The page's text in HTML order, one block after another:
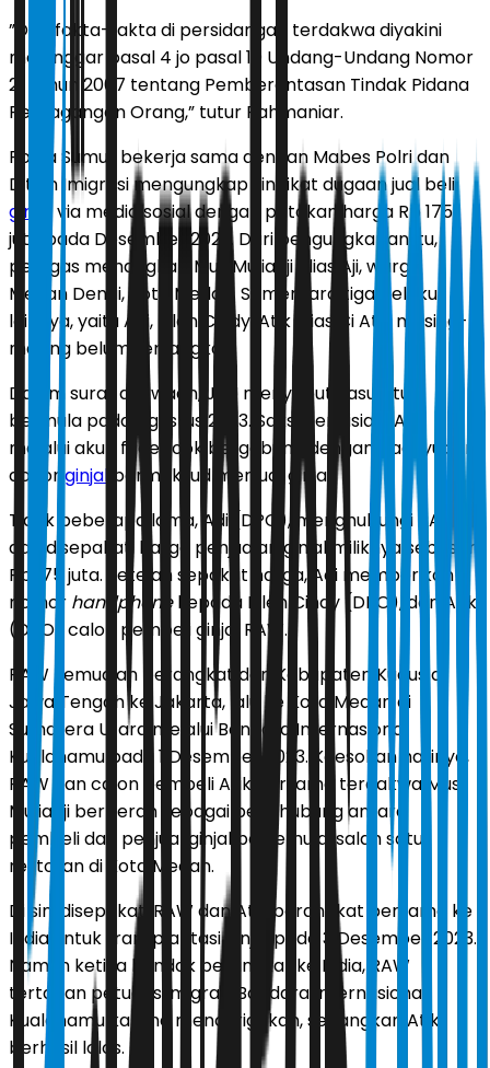
”Dari fakta-fakta di persidangan terdakwa diyakini
melanggar pasal 4 jo pasal 10 Undang-Undang Nomor
21 tahun 2007 tentang Pemberantasan Tindak Pidana
Perdagangan Orang,” tutur Rahmaniar.
Polda Sumut bekerja sama dengan Mabes Polri dan
Ditjen Imigrasi mengungkap sindikat dugaan jual beli
ginjal via media sosial dengan patokan harga Rp 175
juta pada Desember 2023. Dari pengungkapan itu,
petugas menangkap Mus Muliadji alias Aji, warga
Medan Denai, Kota Medan. Sementara tiga pelaku
lainnya, yaitu Adi, Ellen Cindy, Atik alias Ci Atik masing-
masing belum tertangkap.
Dalam surat dakwaan, JPU menyebut kasus itu
bermula pada Agustus 2023. Saksi berinisial RAW
melalui akun facebook bergabung dengan paguyuban
donor ginjal bermaksud menjual ginjal.
Tidak beberapa lama, Adi (DPO), menghubungi RAW
dan disepakati harga penjualan ginjal miliknya sebesar
Rp 175 juta. Setelah sepakat harga, Adi memberikan
nomor handphonekepada Ellen Cindy (DPO), dan Atik
(DPO) calon pembeli ginjal RAW.
RAW kemudian berangkat dari Kabupaten Kudus di
Jawa Tengah ke Jakarta, lalu ke Kota Medan di
Sumatera Utara melalui Bandara Internasional
Kualanamu pada 1 Desember 2023. Keesokan harinya,
RAW dan calon pembeli Atik bersama terdakwa Mus
Muliadji berperan sebagai penghubung antara
pembeli dan penjual ginjal bertemu di salah satu
restoran di Kota Medan.
Di sini disepakati RAW dan Atik berangkat bersama ke
India untuk transplantasi ginjal pada 3 Desember 2023.
Namun ketika hendak berangkat ke India, RAW
tertahan petugas imigrasi Bandara Internasional
Kualanamu karena mencurigakan, sedangkan Atik
berhasil lolos.